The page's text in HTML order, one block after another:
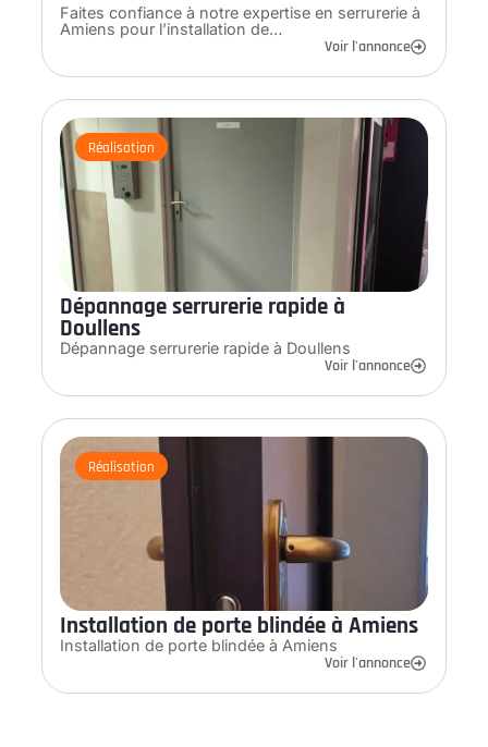
Faites confiance à notre expertise en serrurerie à
Amiens pour l’installation de…
Voir l'annonce
Réalisation
Dépannage serrurerie rapide à
Doullens
Dépannage serrurerie rapide à Doullens
Voir l'annonce
Réalisation
Installation de porte blindée à Amiens
Installation de porte blindée à Amiens
Voir l'annonce